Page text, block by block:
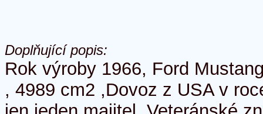
Doplňující popis:
Rok výroby 1966, Ford
, 4989 cm2 ,Dovoz z USA v